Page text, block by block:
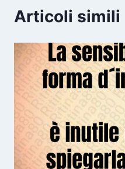
Articoli simili